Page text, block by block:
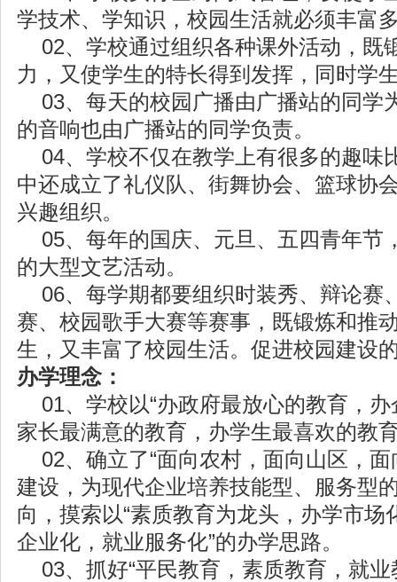
学技术、学知识，校园生活就必须丰富
02、学校通过组织各种课外活动，既
力，又使学生的特长得到发挥，同时学
03、每天的校园广播由广播站的同学
的音响也由广播站的同学负责。
04、学校不仅在教学上有很多的趣味
中还成立了礼仪队、街舞协会、篮球协
兴趣组织。
05、每年的国庆、元旦、五四青年节
的大型文艺活动。
06、每学期都要组织时装秀、辩论赛
赛、校园歌手大赛等赛事，既锻炼和推
生，又丰富了校园生活。促进校园建设
办学理念：
01、学校以“办政府最放心的教育，办
家长最满意的教育，办学生最喜欢的教
02、确立了“面向农村，面向山区，面
建设，为现代企业培养技能型、服务型
向，摸索以“素质教育为龙头，办学市场
企业化，就业服务化”的办学思路。
03、抓好“平民教育，素质教育，就业